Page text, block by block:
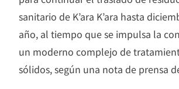
sanitario de K’ara K’ara hasta
año, al tiempo que se impulsa la
un moderno complejo de
sólidos, según una nota de prensa